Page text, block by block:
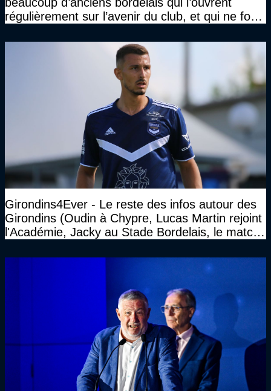
régulièrement sur l’avenir du club, et qui ne font
Girondins4Ever - Le reste des infos autour des
Girondins (Oudin à Chypre, Lucas Martin rejoint
l'Académie, Jacky au Stade Bordelais, le match